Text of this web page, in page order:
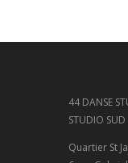
44 DANSE
STUDIO SUD
Quartier St